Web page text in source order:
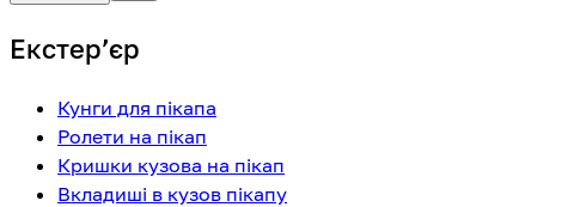
Екстерʼєр
Кунги для пікапа
Ролети на пікап
Кришки кузова на пікап
Вкладиші в кузов пікапу